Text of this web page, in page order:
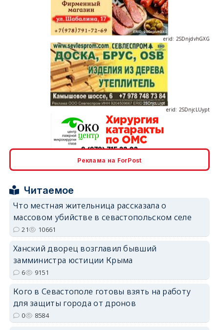
erid: 2SDnjdvhGXG
erid: 2SDnjcLUypt
Реклама на ForPost
Читаемое
Что местная жительница рассказала о
массовом убийстве в севастопольском селе
21 10661
Ханский дворец возглавил бывший
замминистра юстиции Крыма
6 9151
Кого в Севастополе готовы взять на работу
для защиты города от дронов
0 8584